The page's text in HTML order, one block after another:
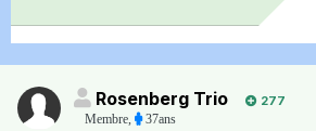
Rosenberg Trio
277
Membre, 37ans